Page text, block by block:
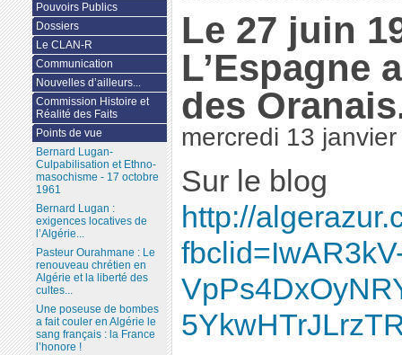
Le 27 juin
L’Espagne
des
mercredi 13
Sur le blog
http://
Pouvoirs Publics
Dossiers
Le CLAN-R
Communication
Nouvelles d’ailleurs...
Commission Histoire et
Réalité des Faits
Points de vue
Bernard Lugan-
Culpabilisation et Ethno-
masochisme - 17 octobre
1961
Bernard Lugan :
exigences locatives de
l’Algérie...
Pasteur Ourahmane : Le
renouveau chrétien en
Algérie et la liberté des
cultes...
Une poseuse de bombes
a fait couler en Algérie le
sang français : la France
l’honore !